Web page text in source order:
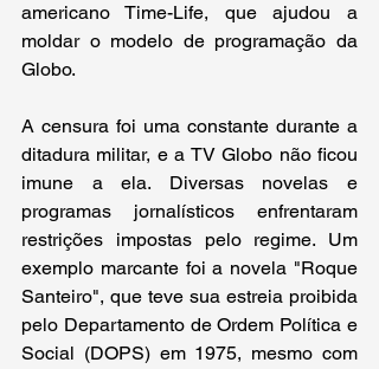
americano Time-Life, que ajudou a
moldar o modelo de programação da
Globo.
A censura foi uma constante durante a
ditadura militar, e a TV Globo não ficou
imune a ela. Diversas novelas e
programas jornalísticos enfrentaram
restrições impostas pelo regime. Um
exemplo marcante foi a novela "Roque
Santeiro", que teve sua estreia proibida
pelo Departamento de Ordem Política e
Social (DOPS) em 1975, mesmo com